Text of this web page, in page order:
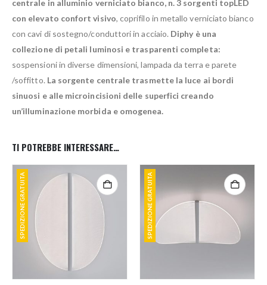
centrale in alluminio verniciato bianco, n. 3 sorgenti topLED
con elevato confort visivo, coprifilo in metallo verniciato bianco
con cavi di sostegno/conduttori in acciaio. Diphy è una
collezione di petali luminosi e trasparenti completa:
sospensioni in diverse dimensioni, lampada da terra e parete
/soffitto. La sorgente centrale trasmette la luce ai bordi
sinuosi e alle microincisioni delle superfici creando
un’illuminazione morbida e omogenea.
TI POTREBBE INTERESSARE…
SPEDIZIONE GRATUITA SPEDIZIONE GRATUITA